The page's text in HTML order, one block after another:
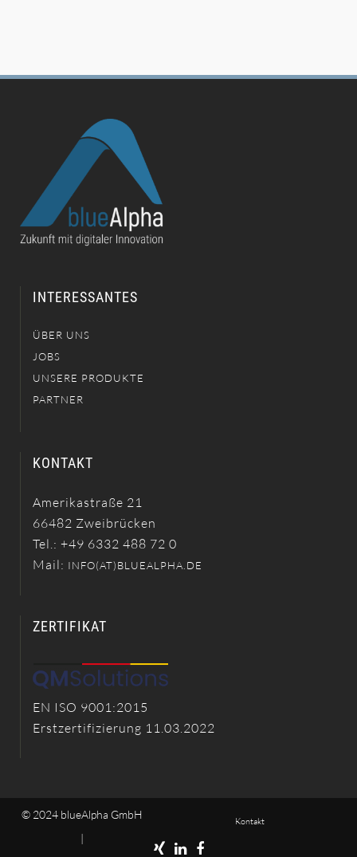
INTERESSANTES
ÜBER UNS
JOBS
UNSERE PRODUKTE
PARTNER
KONTAKT
Amerikastraße 21
66482 Zweibrücken
Tel.: +49 6332 488 72 0
Mail: INFO(AT)BLUEALPHA.DE
ZERTIFIKAT
EN ISO 9001:2015
Erstzertifizierung 11.03.2022
© 2024 blueAlpha GmbH
|
Kontakt